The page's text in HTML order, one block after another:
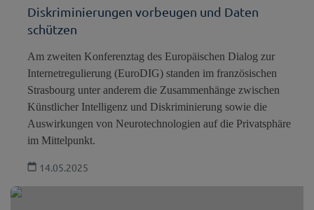
Diskriminierungen vorbeugen und Daten
schützen
Am zweiten Konferenztag des Europäischen Dialog zur
Internetregulierung (EuroDIG) standen im französischen
Strasbourg unter anderem die Zusammenhänge zwischen
Künstlicher Intelligenz und Diskriminierung sowie die
Auswirkungen von Neurotechnologien auf die Privatsphäre
im Mittelpunkt.
14.05.2025